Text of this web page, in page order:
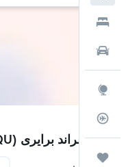
YQU
مطار غراند برايرى (YQU) رحلات الطيران وحالة الرحلة